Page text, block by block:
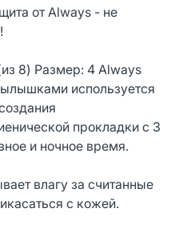
от Always - не
8) Размер: 4 Always
используется
прокладки с 3
и ночное время.
влагу за считанные
с кожей.